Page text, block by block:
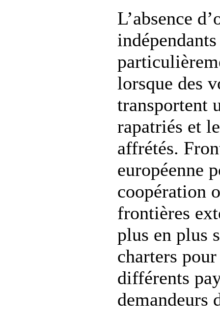
L’absence
lorsque des
transportent
rapatriés et
affrétés.
européenne
coopération
frontières
plus en plus
charters
différents
demandeurs